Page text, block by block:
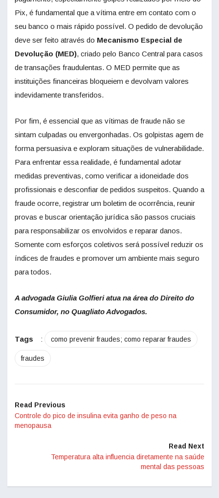
Pix, é fundamental que a vítima entre em contato com o
seu banco o mais rápido possível. O pedido de devolução
deve ser feito através do Mecanismo Especial de
Devolução (MED), criado pelo Banco Central para casos
de transações fraudulentas. O MED permite que as
instituições financeiras bloqueiem e devolvam valores
indevidamente transferidos.
Por fim, é essencial que as vítimas de fraude não se
sintam culpadas ou envergonhadas. Os golpistas agem de
forma persuasiva e exploram situações de vulnerabilidade.
Para enfrentar essa realidade, é fundamental adotar
medidas preventivas, como verificar a idoneidade dos
profissionais e desconfiar de pedidos suspeitos. Quando a
fraude ocorre, registrar um boletim de ocorrência, reunir
provas e buscar orientação jurídica são passos cruciais
para responsabilizar os envolvidos e reparar danos.
Somente com esforços coletivos será possível reduzir os
índices de fraudes e promover um ambiente mais seguro
para todos.
A advogada Giulia Golfieri atua na área do Direito do
Consumidor, no Quagliato Advogados.
Tags : como prevenir fraudes; como reparar fraudes
fraudes
Read Previous
Controle do pico de insulina evita ganho de peso na
menopausa
Read Next
Temperatura alta influencia diretamente na saúde
mental das pessoas